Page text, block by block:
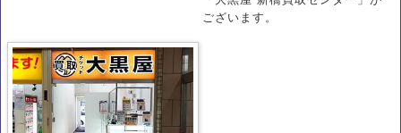
ございます。